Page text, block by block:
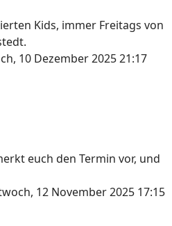
Kids, immer Freitags von
10 Dezember 2025 21:17
euch den Termin vor, und
12 November 2025 17:15